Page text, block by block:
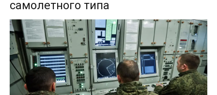
самолетного типа